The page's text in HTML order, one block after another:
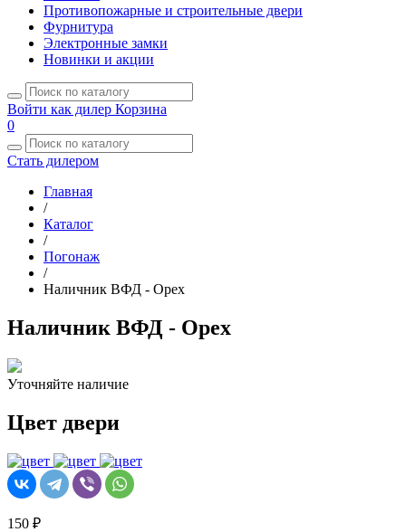
Противопожарные и строительные двери
Фурнитура
Электронные замки
Новинки и акции
Войти как дилер Корзина
0
Стать дилером
Главная
/
Каталог
/
Погонаж
/
Наличник ВФД - Орех
Наличник ВФД - Орех
Уточняйте наличие
Цвет двери
150 ₽